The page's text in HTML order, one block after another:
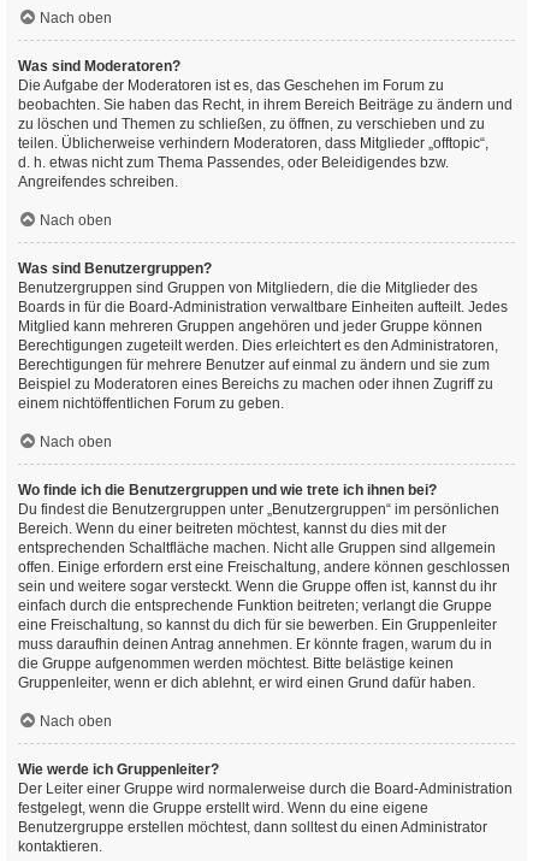
Nach oben
Was sind Moderatoren?
Die Aufgabe der Moderatoren ist es, das Geschehen im Forum zu
beobachten. Sie haben das Recht, in ihrem Bereich Beiträge zu ändern und
zu löschen und Themen zu schließen, zu öffnen, zu verschieben und zu
teilen. Üblicherweise verhindern Moderatoren, dass Mitglieder „offtopic“,
d. h. etwas nicht zum Thema Passendes, oder Beleidigendes bzw.
Angreifendes schreiben.
Nach oben
Was sind Benutzergruppen?
Benutzergruppen sind Gruppen von Mitgliedern, die die Mitglieder des
Boards in für die Board-Administration verwaltbare Einheiten aufteilt. Jedes
Mitglied kann mehreren Gruppen angehören und jeder Gruppe können
Berechtigungen zugeteilt werden. Dies erleichtert es den Administratoren,
Berechtigungen für mehrere Benutzer auf einmal zu ändern und sie zum
Beispiel zu Moderatoren eines Bereichs zu machen oder ihnen Zugriff zu
einem nichtöffentlichen Forum zu geben.
Nach oben
Wo finde ich die Benutzergruppen und wie trete ich ihnen bei?
Du findest die Benutzergruppen unter „Benutzergruppen“ im persönlichen
Bereich. Wenn du einer beitreten möchtest, kannst du dies mit der
entsprechenden Schaltfläche machen. Nicht alle Gruppen sind allgemein
offen. Einige erfordern erst eine Freischaltung, andere können geschlossen
sein und weitere sogar versteckt. Wenn die Gruppe offen ist, kannst du ihr
einfach durch die entsprechende Funktion beitreten; verlangt die Gruppe
eine Freischaltung, so kannst du dich für sie bewerben. Ein Gruppenleiter
muss daraufhin deinen Antrag annehmen. Er könnte fragen, warum du in
die Gruppe aufgenommen werden möchtest. Bitte belästige keinen
Gruppenleiter, wenn er dich ablehnt, er wird einen Grund dafür haben.
Nach oben
Wie werde ich Gruppenleiter?
Der Leiter einer Gruppe wird normalerweise durch die Board-Administration
festgelegt, wenn die Gruppe erstellt wird. Wenn du eine eigene
Benutzergruppe erstellen möchtest, dann solltest du einen Administrator
kontaktieren.